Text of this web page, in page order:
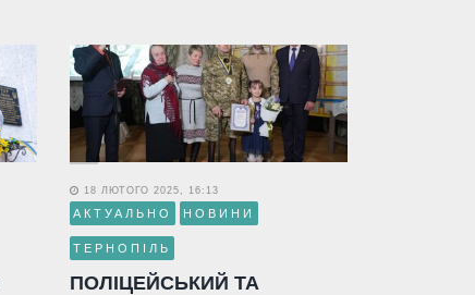
18 ЛЮТОГО 2025, 16:13
АКТУАЛЬНО НОВИНИ
ТЕРНОПІЛЬ
ПОЛІЦЕЙСЬКИЙ ТА